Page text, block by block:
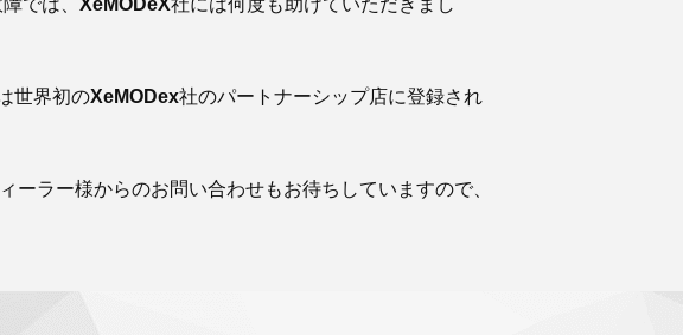
世界初のXeMODex社のパートナーシップ店に登録され
ーラー様からのお問い合わせもお待ちしていますので、